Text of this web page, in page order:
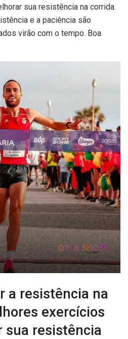
sua resistência na corrida.
e a paciência são
virão com o tempo. Boa
a resistência na
exercícios
sua resistência